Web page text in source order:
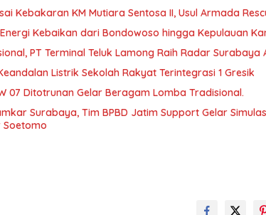
Kebakaran KM Mutiara Sentosa II, Usul Armada
Energi Kebaikan dari Bondowoso hingga Kepulauan
PT Terminal Teluk Lamong Raih Radar Surabaya
Listrik Sekolah Rakyat Terintegrasi 1 Gresik
07 Ditotrunan Gelar Beragam Lomba Tradisional.
Surabaya, Tim BPBD Jatim Support Gelar
Soetomo